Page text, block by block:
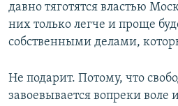
давно тяготятся властью
них только легче и проще
собственными делами,
Не подарит. Потому, что
завоевывается вопреки